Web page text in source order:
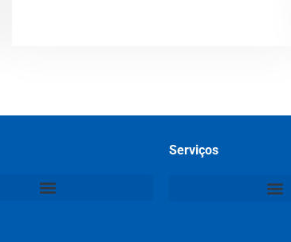
Serviços